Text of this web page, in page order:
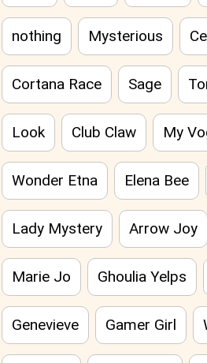
nothing Mysterious
Cortana Race Sage
Look Club Claw My
Wonder Etna Elena Bee
Lady Mystery Arrow Joy
Marie Jo Ghoulia Yelps
Genevieve Gamer Girl